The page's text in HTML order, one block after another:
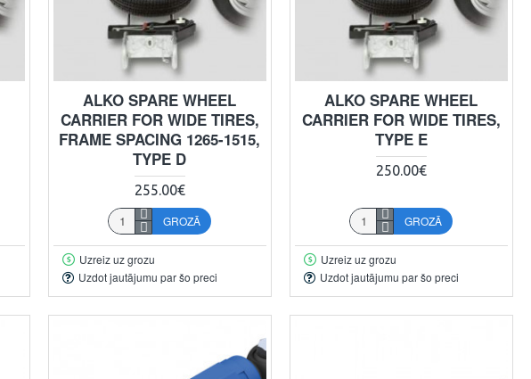
ALKO SPARE WHEEL
CARRIER FOR WIDE TIRES,
FRAME SPACING 1265-1515,
TYPE D
255.00€
GROZĀ
Uzreiz uz grozu
Uzdot jautājumu par šo preci
ALKO SPARE WHEEL
CARRIER FOR WIDE TIRES,
TYPE E
250.00€
GROZĀ
Uzreiz uz grozu
Uzdot jautājumu par šo preci